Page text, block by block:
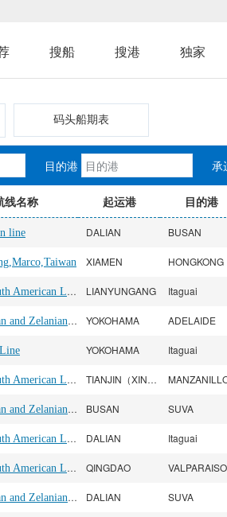
搜船 搜港 独家
码头船期表
目的港 承
线名称 起运港 目的港
line DALIAN BUSAN
XIAMEN HONGKONG
Mid-South American Line LIANYUNGANG Itaguai
Austrilian and Zelanian Line YOKOHAMA ADELAIDE
YOKOHAMA Itaguai
Mid-South American Line TIANJIN（XINGANG）
Austrilian and Zelanian Line BUSAN SUVA
Mid-South American Line DALIAN Itaguai
Mid-South American Line QINGDAO VALPARAISO
Austrilian and Zelanian Line DALIAN SUVA